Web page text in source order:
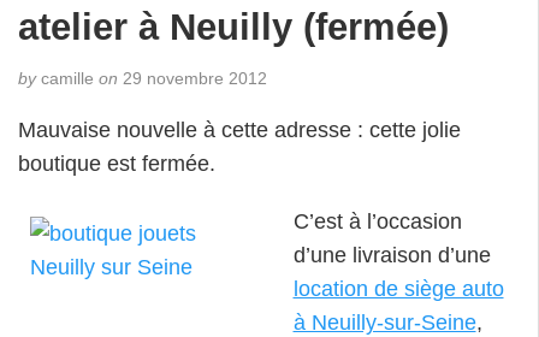
atelier à Neuilly (fermée)
bycamille on 29 novembre 2012
Mauvaise nouvelle à cette adresse : cette jolie
boutique est fermée.
C’est à l’occasion
d’une livraison d’une
location de siège auto
à Neuilly-sur-Seine,